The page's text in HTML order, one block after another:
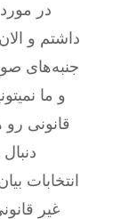
در
داشتم و
جنبه‌های
و ما
قانونی‌ رو
انتخابات
غیر